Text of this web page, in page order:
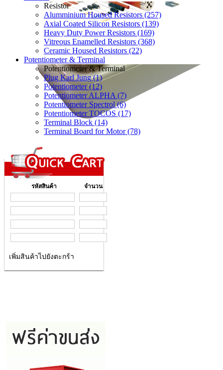
Resistor
Alumminium Housed Resistors (257)
Axial Coated Silicon Resistors (139)
Heavy Duty Power Resistors (169)
Vitreous Enamelled Resistors (368)
Ceramic Housed Resistors (22)
Potentiometer & Terminal
Potentiometer & Terminal
Plug Karl Jung (1)
Potentiometer (12)
Potentiometer ALPHA (7)
Potentiometer Spectrol (6)
Potentiometer TOCOS (17)
Terminal Block (14)
Terminal Board for Motor (78)
รหัสสินค้า จำนวน
เพิ่มสินค้าไปยังตะกร้า